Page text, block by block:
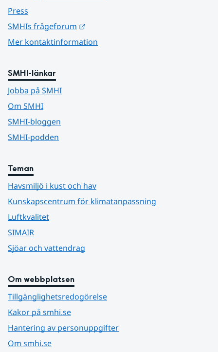
Press
SMHIs frågeforum
Mer kontaktinformation
SMHI-länkar
Jobba på SMHI
Om SMHI
SMHI-bloggen
SMHI-podden
Teman
Havsmiljö i kust och hav
Kunskapscentrum för klimatanpassning
Luftkvalitet
SIMAIR
Sjöar och vattendrag
Om webbplatsen
Tillgänglighetsredogörelse
Kakor på smhi.se
Hantering av personuppgifter
Om smhi.se